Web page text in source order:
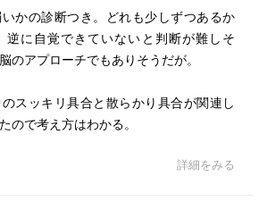
かの診断つき。どれも少しずつあるか
逆に自覚できていないと判断が難しそ
のアプローチでもありそうだが。
スッキリ具合と散らかり具合が関連し
ので考え方はわかる。
詳細をみる